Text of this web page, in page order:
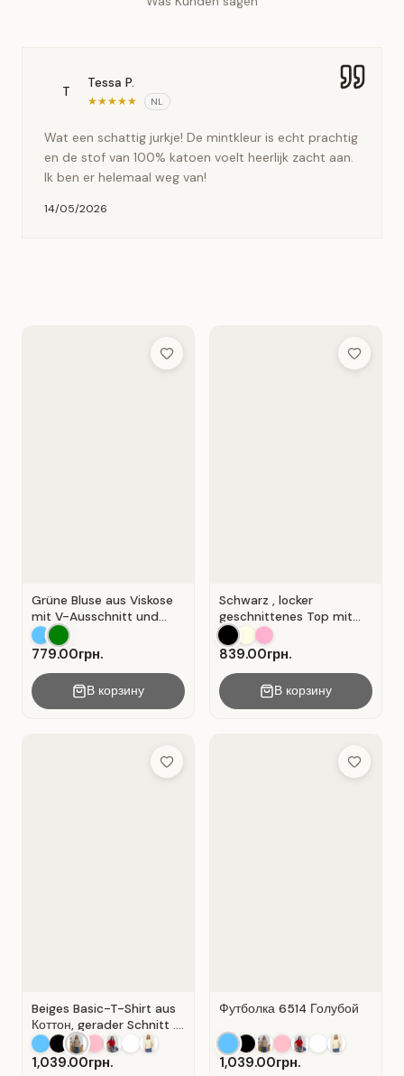
T
Tessa P.
★★★★★ NL
Wat een schattig jurkje! De mintkleur is echt prachtig
en de stof van 100% katoen voelt heerlijk zacht aan.
Ik ben er helemaal weg van!
14/05/2026
Add to Wish List
Grüne Bluse aus Viskose
mit V-Ausschnitt und
Wickeloptik. Grün.
779.00грн.
В корзину
Add to
Schwarz , locker
geschnittenes Top mit
durchbrochener
Spitzeneinlage.
839.00грн.
В корзину
Add to Wish List
Beiges Basic-T-Shirt aus
Коттон, gerader Schnitt .
Beige.
1,039.00грн.
Add to
Футболка 6514 Голубой
1,039.00грн.